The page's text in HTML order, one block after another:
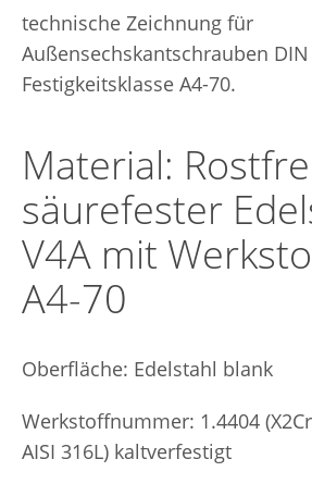
technische Zeichnung für
Außensechskantschrauben
Festigkeitsklasse A4-70.
Material:
säurefester
V4A mit
A4-70
Oberfläche: Edelstahl blank
Werkstoffnummer: 1.4404
AISI 316L) kaltverfestigt